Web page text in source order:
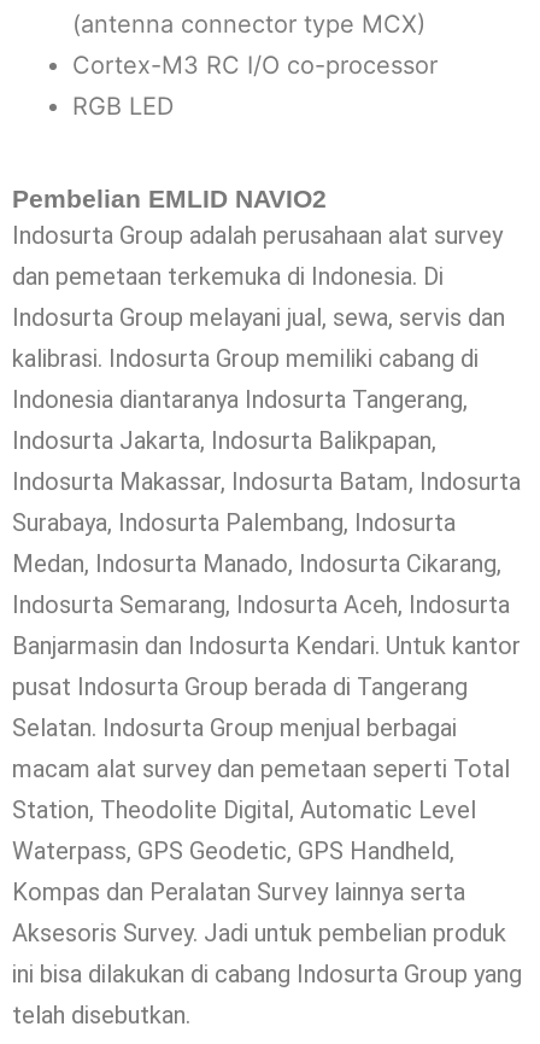
(antenna connector type MCX)
Cortex-M3 RC I/O co-processor
RGB LED
Pembelian EMLID NAVIO2
Indosurta Group adalah perusahaan alat survey
dan pemetaan terkemuka di Indonesia. Di
Indosurta Group melayani jual, sewa, servis dan
kalibrasi. Indosurta Group memiliki cabang di
Indonesia diantaranya Indosurta Tangerang,
Indosurta Jakarta, Indosurta Balikpapan,
Indosurta Makassar, Indosurta Batam, Indosurta
Surabaya, Indosurta Palembang, Indosurta
Medan, Indosurta Manado, Indosurta Cikarang,
Indosurta Semarang, Indosurta Aceh, Indosurta
Banjarmasin dan Indosurta Kendari. Untuk kantor
pusat Indosurta Group berada di Tangerang
Selatan. Indosurta Group menjual berbagai
macam alat survey dan pemetaan seperti Total
Station, Theodolite Digital, Automatic Level
Waterpass, GPS Geodetic, GPS Handheld,
Kompas dan Peralatan Survey lainnya serta
Aksesoris Survey. Jadi untuk pembelian produk
ini bisa dilakukan di cabang Indosurta Group yang
telah disebutkan.